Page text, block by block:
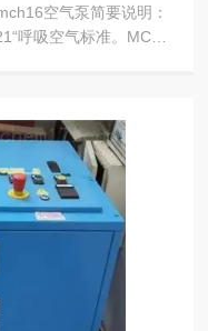
空气泵简要说明：
呼吸空气标准。MCH-